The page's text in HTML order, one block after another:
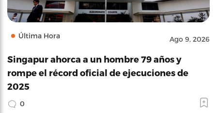
Última Hora Ago 9, 2026
Singapur ahorca a un hombre 79 años y
rompe el récord oficial de ejecuciones de
2025
0